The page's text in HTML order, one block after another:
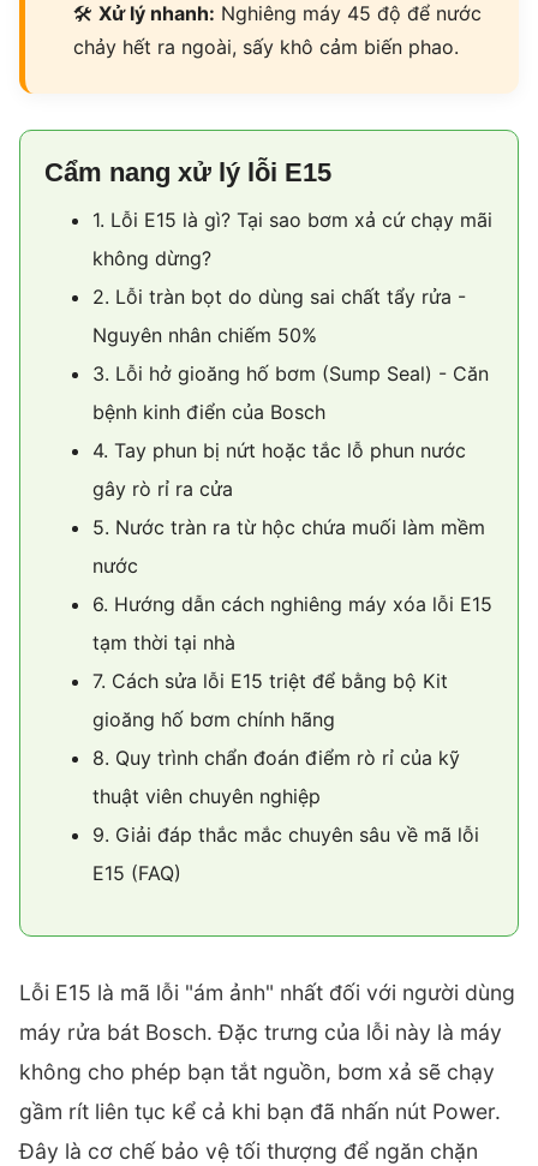
🛠 Xử lý nhanh: Nghiêng máy 45 độ để nước
chảy hết ra ngoài, sấy khô cảm biến phao.
Cẩm nang xử lý lỗi E15
1. Lỗi E15 là gì? Tại sao bơm xả cứ chạy mãi
không dừng?
2. Lỗi tràn bọt do dùng sai chất tẩy rửa -
Nguyên nhân chiếm 50%
3. Lỗi hở gioăng hố bơm (Sump Seal) - Căn
bệnh kinh điển của Bosch
4. Tay phun bị nứt hoặc tắc lỗ phun nước
gây rò rỉ ra cửa
5. Nước tràn ra từ hộc chứa muối làm mềm
nước
6. Hướng dẫn cách nghiêng máy xóa lỗi E15
tạm thời tại nhà
7. Cách sửa lỗi E15 triệt để bằng bộ Kit
gioăng hố bơm chính hãng
8. Quy trình chẩn đoán điểm rò rỉ của kỹ
thuật viên chuyên nghiệp
9. Giải đáp thắc mắc chuyên sâu về mã lỗi
E15 (FAQ)
Lỗi E15 là mã lỗi "ám ảnh" nhất đối với người dùng
máy rửa bát Bosch. Đặc trưng của lỗi này là máy
không cho phép bạn tắt nguồn, bơm xả sẽ chạy
gầm rít liên tục kể cả khi bạn đã nhấn nút Power.
Đây là cơ chế bảo vệ tối thượng để ngăn chặn